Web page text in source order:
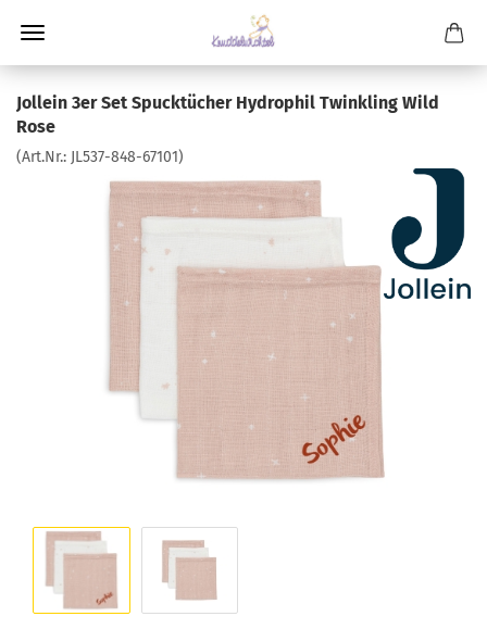
Jollein 3er Set Spucktücher Hydrophil Twinkling Wild
Rose
(Art.Nr.: JL537-848-67101)